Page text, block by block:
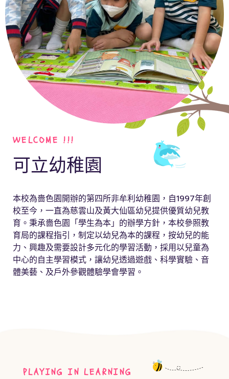
WELCOME !!!
可立幼稚園
本校為嗇色園開辦的第四所非牟利幼稚園，自1997年創
校至今，一直為慈雲山及黃大仙區幼兒提供優質幼兒教
育。秉承嗇色園「學生為本」的辦學方針，本校參照教
育局的課程指引，制定以幼兒為本的課程，按幼兒的能
力、興趣及需要設計多元化的學習活動，採用以兒童為
中心的自主學習模式，讓幼兒透過遊戲、科學實驗、音
體美藝、及戶外參觀體驗學會學習。
PLAYING IN LEARNING